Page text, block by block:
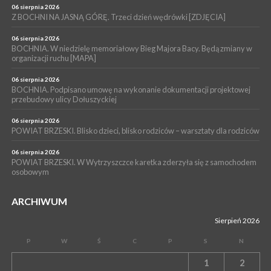
WYDARZENIA
BOCHNIA. Rusza Gospelowe Lato. To będą cztery dni radosnej
muzyki [PROGRAM KONCERTÓW]
06 sierpnia 2026
Z BOCHNI NA JASNĄ GÓRĘ. Trzeci dzień wędrówki [ZDJĘCIA]
06 sierpnia 2026
BOCHNIA. W niedzielę memoriałowy Bieg Majora Bacy. Będą zmiany w
organizacji ruchu [MAPA]
06 sierpnia 2026
BOCHNIA. Podpisano umowę na wykonanie dokumentacji projektowej
przebudowy ulicy Dołuszyckiej
06 sierpnia 2026
POWIAT BRZESKI. Blisko dzieci, blisko rodziców – warsztaty dla rodziców
06 sierpnia 2026
POWIAT BRZESKI. W Wytrzyszczce karetka zderzyła się z samochodem
osobowym
ARCHIWUM
Sierpień 2026
P W Ś C P S N
1 2